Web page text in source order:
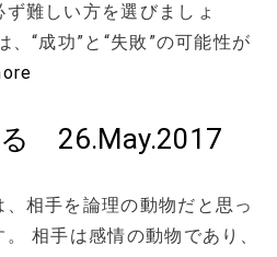
難しい方を選びましょ
“成功”と“失敗”の可能性が
26.May.2017
相手を論理の動物だと思っ
相手は感情の動物であり、